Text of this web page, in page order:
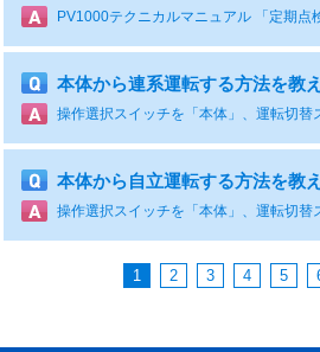
本体から連系運転する方法を教
本体から自立運転する方法を教
1 2 3 4 5